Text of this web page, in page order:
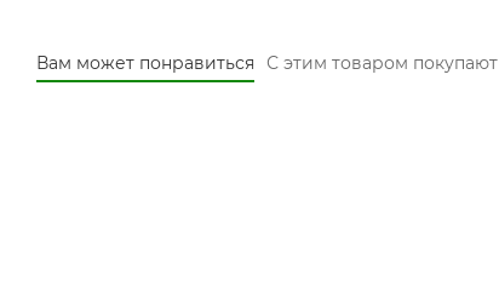
Вам может понравиться С этим товаром покупают